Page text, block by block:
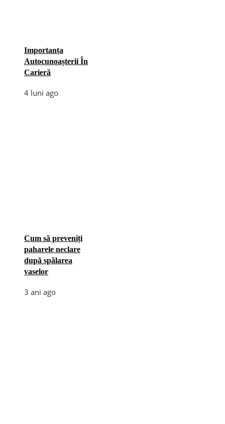
Importanța
Autocunoașterii În
Carieră
4 luni ago
Cum să preveniți
paharele neclare
după spălarea
vaselor
3 ani ago